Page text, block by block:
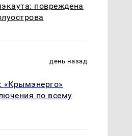
повреждена
день назад
«Крымэнерго»
по всему